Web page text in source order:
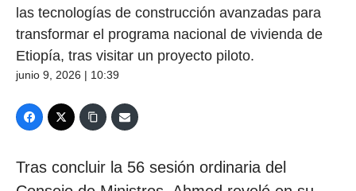
las tecnologías de construcción avanzadas para
transformar el programa nacional de vivienda de
Etiopía, tras visitar un proyecto piloto.
junio 9, 2026 | 10:39
Tras concluir la 56 sesión ordinaria del